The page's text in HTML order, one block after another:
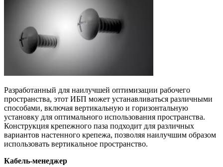
Разработанный для наилучшей оптимизации рабочего
пространства, этот ИБП может устанавливаться различными
способами, включая вертикальную и горизонтальную
установку для оптимального использования пространства.
Конструкция крепежного паза подходит для различных
вариантов настенного крепежа, позволяя наилучшим образом
использовать вертикальное пространство.
Кабель-менеджер